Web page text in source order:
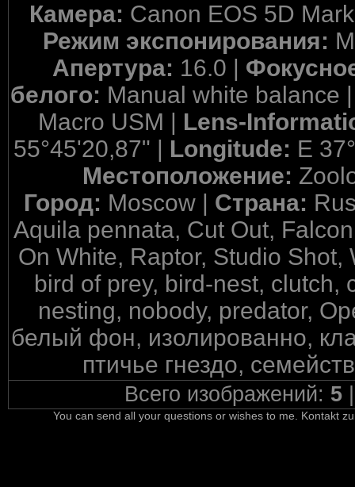
Камера: Canon EOS 5D
Режим экспонирования:
Апертура: 16.0 |
белого: Manual white balance
Macro USM | Lens-
55°45'20,87" | Longitude: E
Местоположение:
Город: Moscow | Страна:
Aquila pennata, Cut Out,
On White, Raptor, Studio
bird of prey, bird-nest, clutch,
nesting, nobody, predator,
белый фон, изолированно,
птичье гнездо,
Всего изображений: 5
You can send all your questions or wishes to me. Kontakt